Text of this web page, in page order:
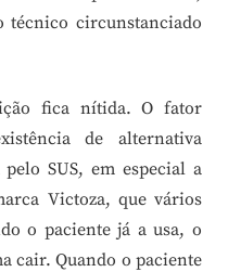
circunstanciado
fica nítida. O fator
de alternativa
SUS, em especial a
Victoza, que vários
o paciente já a usa, o
cair. Quando o paciente